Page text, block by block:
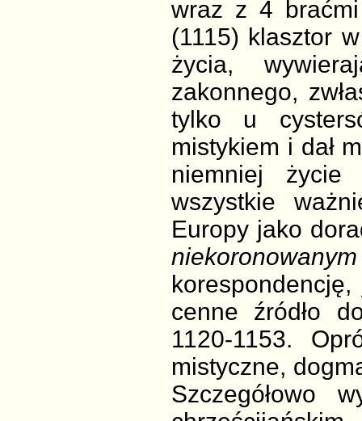
wraz z 4 braćmi
(1115) klasztor
życia,
zakonnego,
tylko u
mistykiem i dał
niemniej życie
wszystkie
Europy jako
cenne źródło
1120-1153.
mistyczne,
Szczegółowo